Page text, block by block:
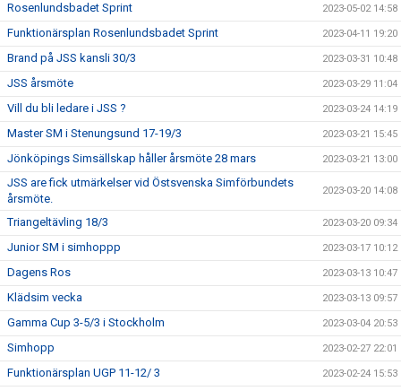
Rosenlundsbadet Sprint 2023-05-02 14:58
Funktionärsplan Rosenlundsbadet Sprint 2023-04-11 19:20
Brand på JSS kansli 30/3 2023-03-31 10:48
JSS årsmöte 2023-03-29 11:04
Vill du bli ledare i JSS ? 2023-03-24 14:19
Master SM i Stenungsund 17-19/3 2023-03-21 15:45
Jönköpings Simsällskap håller årsmöte 28 mars 2023-03-21 13:00
JSS are fick utmärkelser vid Östsvenska Simförbundets
årsmöte.
2023-03-20 14:08
Triangeltävling 18/3 2023-03-20 09:34
Junior SM i simhoppp 2023-03-17 10:12
Dagens Ros 2023-03-13 10:47
Klädsim vecka 2023-03-13 09:57
Gamma Cup 3-5/3 i Stockholm 2023-03-04 20:53
Simhopp 2023-02-27 22:01
Funktionärsplan UGP 11-12/ 3 2023-02-24 15:53